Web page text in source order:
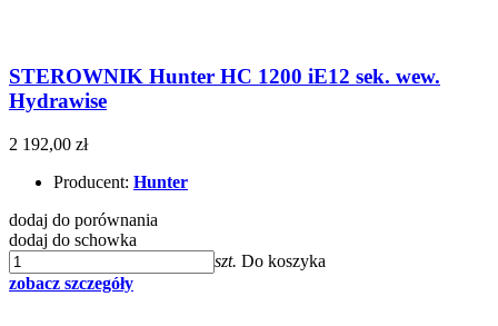
STEROWNIK Hunter HC 1200 iE12 sek. wew.
Hydrawise
2 192,00 zł
Producent: Hunter
dodaj do porównania
dodaj do schowka
szt. Do koszyka
zobacz szczegóły